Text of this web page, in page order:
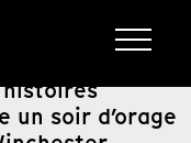
un soir d’orage